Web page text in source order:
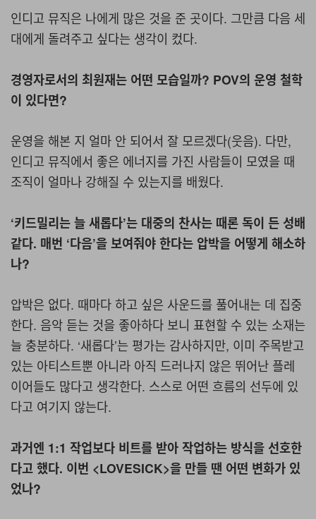
인디고 뮤직은 나에게 많은 것을 준 곳이다. 그만큼 다음 세
대에게 돌려주고 싶다는 생각이 컸다.
경영자로서의 최원재는 어떤 모습일까? POV의 운영 철학
이 있다면?
운영을 해본 지 얼마 안 되어서 잘 모르겠다(웃음). 다만,
인디고 뮤직에서 좋은 에너지를 가진 사람들이 모였을 때
조직이 얼마나 강해질 수 있는지를 배웠다.
‘키드밀리는 늘 새롭다’는 대중의 찬사는 때론 독이 든 성배
같다. 매번 ‘다음’을 보여줘야 한다는 압박을 어떻게 해소하
나?
압박은 없다. 때마다 하고 싶은 사운드를 풀어내는 데 집중
한다. 음악 듣는 것을 좋아하다 보니 표현할 수 있는 소재는
늘 충분하다. ‘새롭다’는 평가는 감사하지만, 이미 주목받고
있는 아티스트뿐 아니라 아직 드러나지 않은 뛰어난 플레
이어들도 많다고 생각한다. 스스로 어떤 흐름의 선두에 있
다고 여기지 않는다.
과거엔 1:1 작업보다 비트를 받아 작업하는 방식을 선호한
다고 했다. 이번 <LOVESICK>을 만들 땐 어떤 변화가 있
었나?